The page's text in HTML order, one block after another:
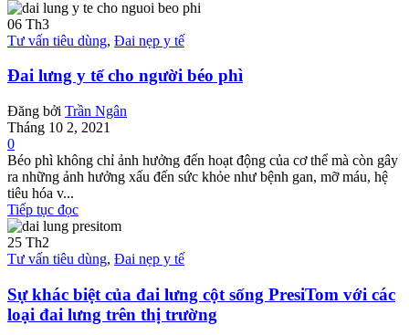
06 Th3
Tư vấn tiêu dùng, Đai nẹp y tế
Đai lưng y tế cho người béo phì
Đăng bởi Trần Ngân
Tháng 10 2, 2021
0
Béo phì không chỉ ảnh hưởng đến hoạt động của cơ thể mà còn gây
ra những ảnh hưởng xấu đến sức khỏe như bệnh gan, mỡ máu, hệ
tiêu hóa v...
Tiếp tục đọc
25 Th2
Tư vấn tiêu dùng, Đai nẹp y tế
Sự khác biệt của đai lưng cột sống PresiTom với các
loại đai lưng trên thị trường